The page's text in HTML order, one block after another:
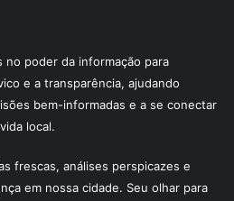
no poder da informação para
e a transparência, ajudando
bem-informadas e a se conectar
local.
frescas, análises perspicazes e
em nossa cidade. Seu olhar para